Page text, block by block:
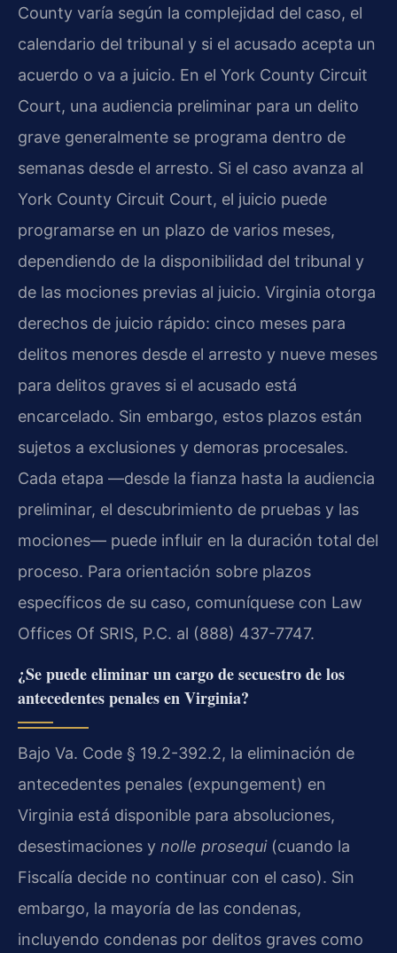
County varía según la complejidad del caso, el
calendario del tribunal y si el acusado acepta un
acuerdo o va a juicio. En el York County Circuit
Court, una audiencia preliminar para un delito
grave generalmente se programa dentro de
semanas desde el arresto. Si el caso avanza al
York County Circuit Court, el juicio puede
programarse en un plazo de varios meses,
dependiendo de la disponibilidad del tribunal y
de las mociones previas al juicio. Virginia otorga
derechos de juicio rápido: cinco meses para
delitos menores desde el arresto y nueve meses
para delitos graves si el acusado está
encarcelado. Sin embargo, estos plazos están
sujetos a exclusiones y demoras procesales.
Cada etapa —desde la fianza hasta la audiencia
preliminar, el descubrimiento de pruebas y las
mociones— puede influir en la duración total del
proceso. Para orientación sobre plazos
específicos de su caso, comuníquese con Law
Offices Of SRIS, P.C. al (888) 437-7747.
¿Se puede eliminar un cargo de secuestro de los
antecedentes penales en Virginia?
Bajo Va. Code § 19.2-392.2, la eliminación de
antecedentes penales (expungement) en
Virginia está disponible para absoluciones,
desestimaciones y nolle prosequi(cuando la
Fiscalía decide no continuar con el caso). Sin
embargo, la mayoría de las condenas,
incluyendo condenas por delitos graves como